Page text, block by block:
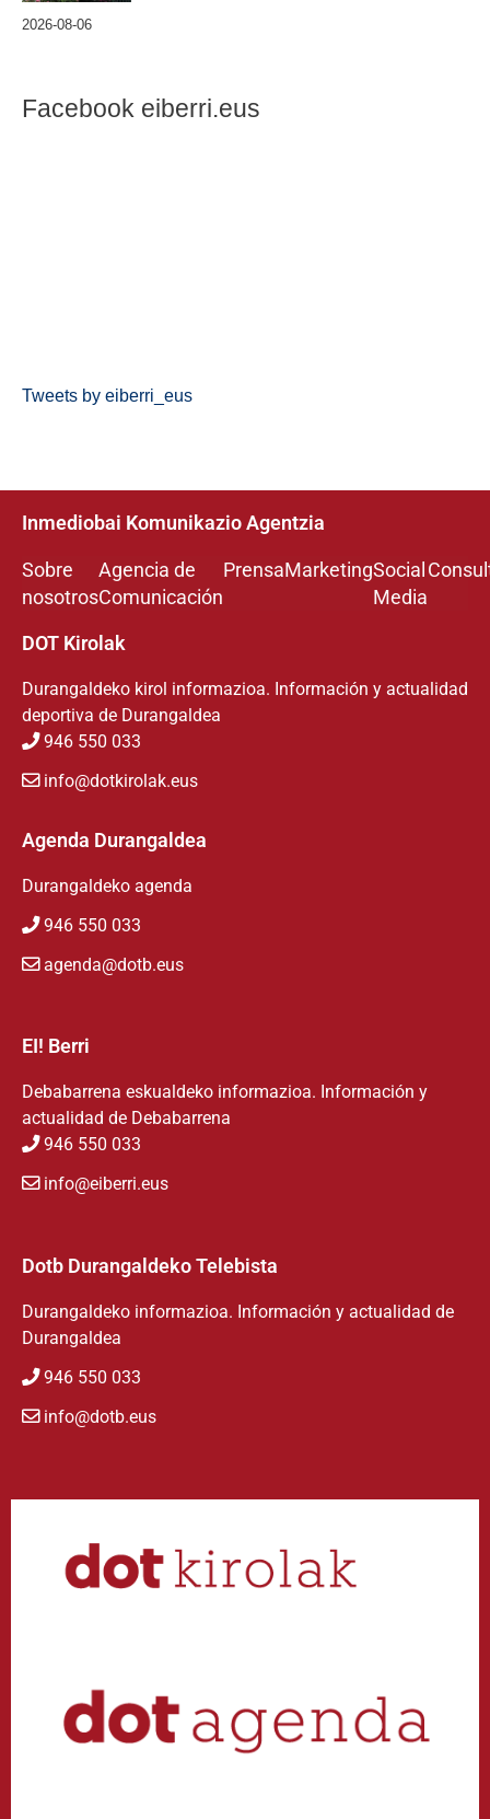
2026-08-06
Facebook eiberri.eus
Tweets by eiberri_eus
Inmediobai Komunikazio Agentzia
Sobre
nosotros
Agencia de
Comunicación
PrensaMarketingSocial
Media
DOT Kirolak
Durangaldeko kirol informazioa. Información y actualidad
deportiva de Durangaldea
946 550 033
info@dotkirolak.eus
Agenda Durangaldea
Durangaldeko agenda
946 550 033
agenda@dotb.eus
EI! Berri
Debabarrena eskualdeko informazioa. Información y
actualidad de Debabarrena
946 550 033
info@eiberri.eus
Dotb Durangaldeko Telebista
Durangaldeko informazioa. Información y actualidad de
Durangaldea
946 550 033
info@dotb.eus